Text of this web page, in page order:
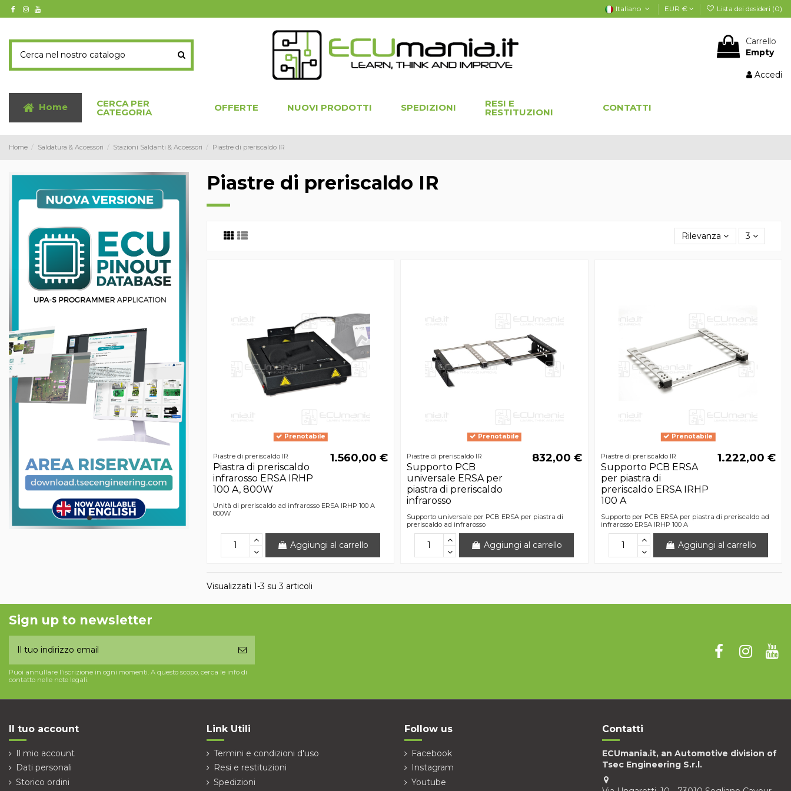
Italiano EUR € Lista dei desideri (0)
Carrello
Empty
Accedi
Home CERCA PER
CATEGORIA OFFERTE NUOVI PRODOTTI SPEDIZIONI RESI E
RESTITUZIONI CONTATTI
Home Saldatura & Accessori Stazioni Saldanti & Accessori Piastre di preriscaldo IR
Piastre di preriscaldo IR
Rilevanza 3
Prenotabile
Piastre di preriscaldo IR
Piastra di preriscaldo
infrarosso ERSA IRHP
100 A, 800W
1.560,00 €
Unità di preriscaldo ad infrarosso ERSA IRHP 100 A
800W
Aggiungi al carrello
Prenotabile
Piastre di preriscaldo IR
Supporto PCB
universale ERSA per
piastra di preriscaldo
infrarosso
832,00 €
Supporto universale per PCB ERSA per piastra di
preriscaldo ad infrarosso
Aggiungi al carrello
Prenotabile
Piastre di preriscaldo IR
Supporto PCB ERSA
per piastra di
preriscaldo ERSA IRHP
100 A
1.222,00 €
Supporto per PCB ERSA per piastra di preriscaldo ad
infrarosso ERSA IRHP 100 A
Aggiungi al carrello
Visualizzati 1-3 su 3 articoli
Sign up to newsletter
Puoi annullare l'iscrizione in ogni momenti. A questo scopo, cerca le info di
contatto nelle note legali.
Il tuo account
Il mio account
Dati personali
Storico ordini
Link Utili
Termini e condizioni d'uso
Resi e restituzioni
Spedizioni
Follow us
Facebook
Instagram
Youtube
Contatti
ECUmania.it, an Automotive division of
Tsec Engineering S.r.l.